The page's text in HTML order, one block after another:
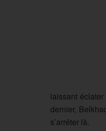
laissant
dernier,
s’arrêter là.